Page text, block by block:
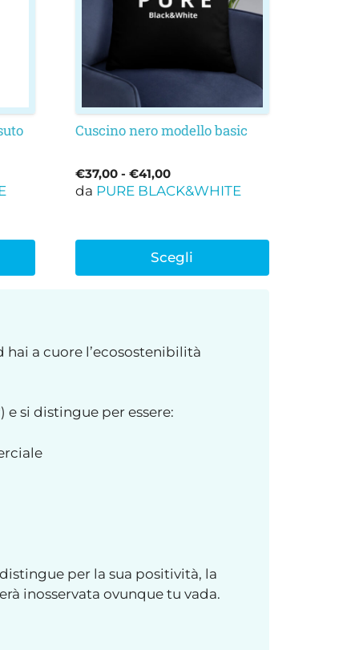
Cuscino nero modello basic
€37,00 - €41,00Fascia
di
€37,00
a
€41,00
da PURE BLACK&WHITE
Scegli
opzioni
possono
scelte
nella
del
prodotto
a cuore l’ecosostenibilità
si distingue per essere:
per la sua positività, la
inosservata ovunque tu vada.